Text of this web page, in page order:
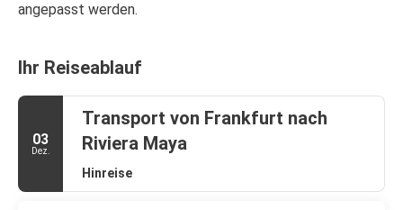
angepasst werden.
Ihr Reiseablauf
03
Dez.
Transport von Frankfurt nach
Riviera Maya
Hinreise